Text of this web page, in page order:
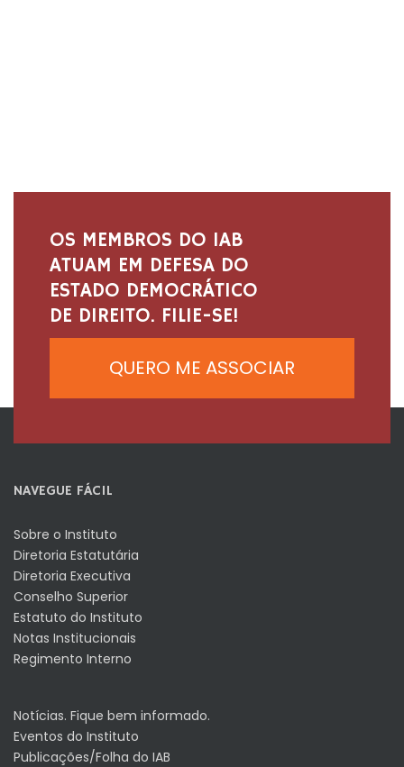
OS MEMBROS DO IAB
ATUAM EM DEFESA DO
ESTADO DEMOCRÁTICO
DE DIREITO. FILIE-SE!
QUERO ME ASSOCIAR
NAVEGUE FÁCIL
Sobre o Instituto
Diretoria Estatutária
Diretoria Executiva
Conselho Superior
Estatuto do Instituto
Notas Institucionais
Regimento Interno
Notícias. Fique bem informado.
Eventos do Instituto
Publicações/Folha do IAB